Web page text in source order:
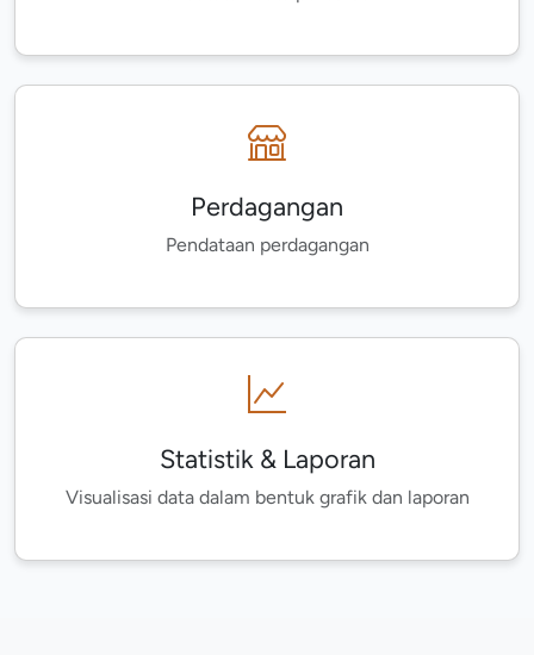
Perdagangan
Pendataan perdagangan
Statistik & Laporan
Visualisasi data dalam bentuk grafik dan laporan